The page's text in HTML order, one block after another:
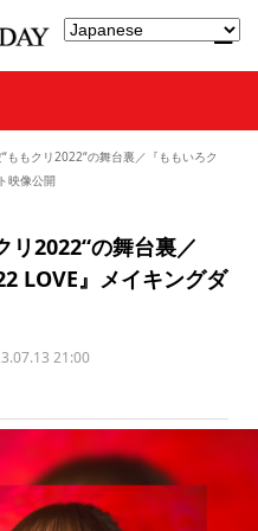
ももクリ2022“の舞台裏／『ももいろク
映像公開
リ2022“の舞台裏／
LOVE』メイキングダ
21:00